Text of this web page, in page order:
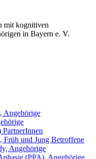
mit kognitiven
in Bayern e. V.
Angehörige
Früh und Jung Betroffene
Angehörige
(PPA), Angehörige